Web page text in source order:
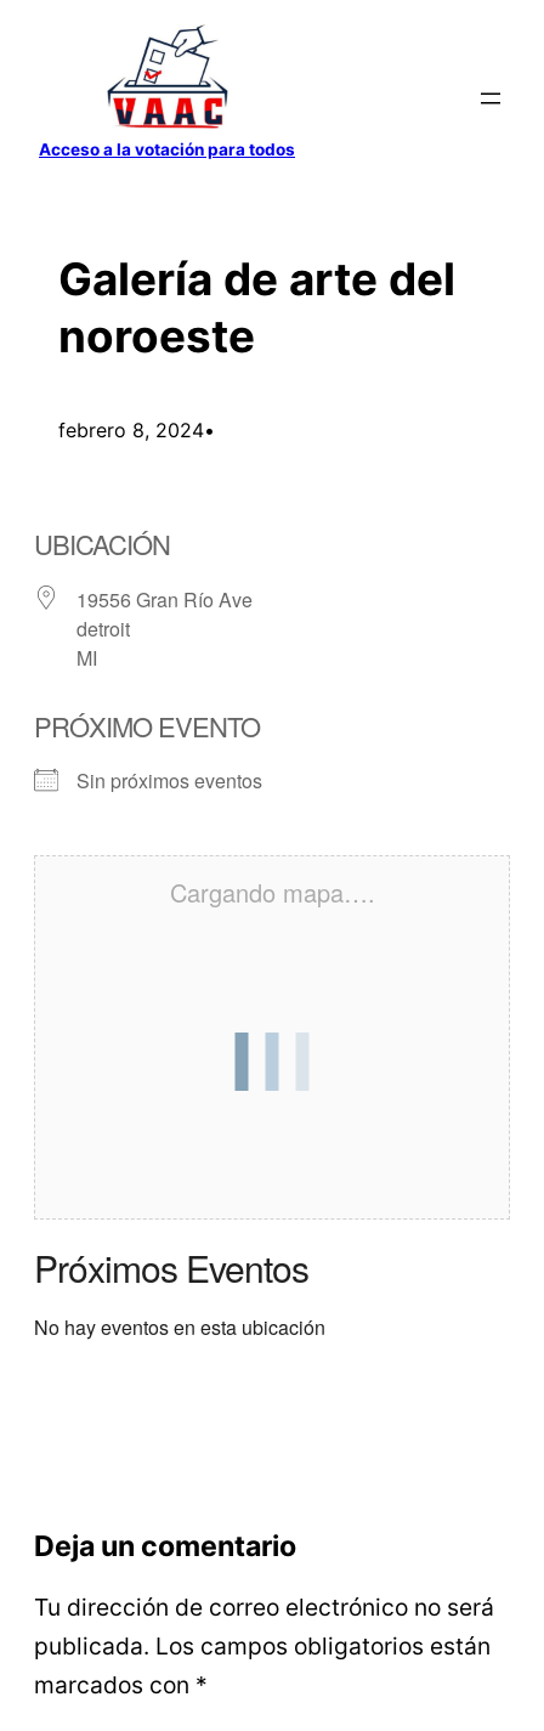
contenido
Acceso a la votación para todos
Galería de arte del
noroeste
febrero 8, 2024•
UBICACIÓN
19556 Gran Río Ave
detroit
MI
PRÓXIMO EVENTO
Sin próximos eventos
Cargando mapa….
Próximos Eventos
No hay eventos en esta ubicación
Deja un comentario
Tu dirección de correo electrónico no será
publicada. Los campos obligatorios están
marcados con *